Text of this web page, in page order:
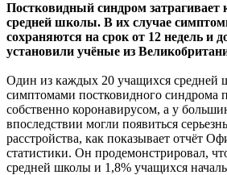
Постковидный синдром затрагивает
средней школы. В их случае
сохраняются на срок от 12 недель и
установили учёные из
Один из каждых 20 учащихся средней
симптомами постковидного синдрома
собственно коронавирусом, а у
впоследствии могли появиться
расстройства, как показывает отчёт
статистики. Он продемонстрировал,
средней школы и 1,8% учащихся